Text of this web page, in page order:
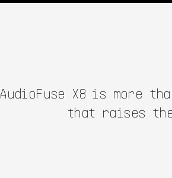
AudioFuse X8 is more
that raises